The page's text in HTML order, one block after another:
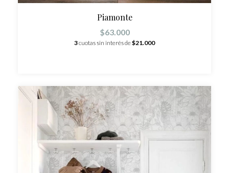
Piamonte
$63.000
3cuotas sin interés de$21.000